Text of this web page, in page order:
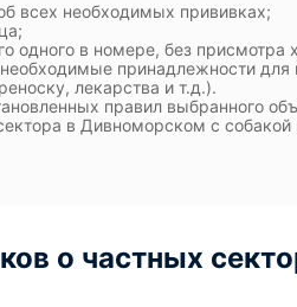
всех необходимых прививках;
одного в номере, без присмотра
принадлежности
лекарства и т.д.).
правил выбранного
в Дивноморском с
о частных